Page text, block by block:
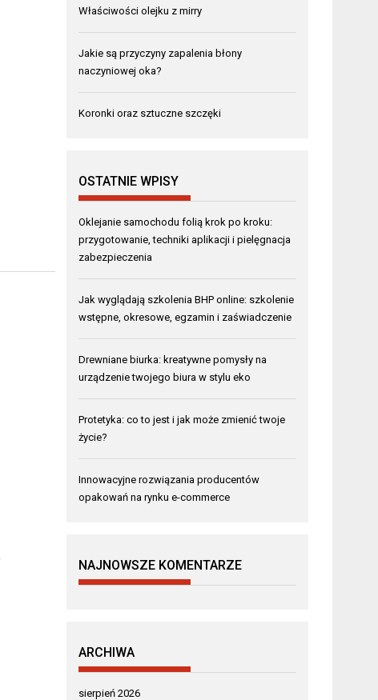
Właściwości olejku z mirry
Jakie są przyczyny zapalenia błony
naczyniowej oka?
Koronki oraz sztuczne szczęki
OSTATNIE WPISY
Oklejanie samochodu folią krok po kroku:
przygotowanie, techniki aplikacji i pielęgnacja
zabezpieczenia
Jak wyglądają szkolenia BHP online: szkolenie
wstępne, okresowe, egzamin i zaświadczenie
Drewniane biurka: kreatywne pomysły na
urządzenie twojego biura w stylu eko
Protetyka: co to jest i jak może zmienić twoje
życie?
Innowacyjne rozwiązania producentów
opakowań na rynku e-commerce
NAJNOWSZE KOMENTARZE
ARCHIWA
sierpień 2026